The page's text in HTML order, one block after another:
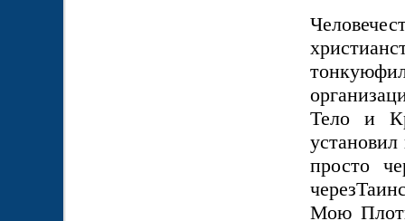
Тело и
просто
Мою